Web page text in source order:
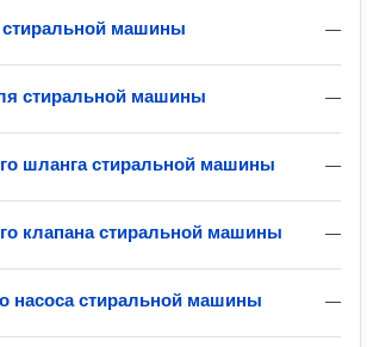
—
машины
—
стиральной машины
—
шланга стиральной машины
—
клапана стиральной машины
—
насоса стиральной машины